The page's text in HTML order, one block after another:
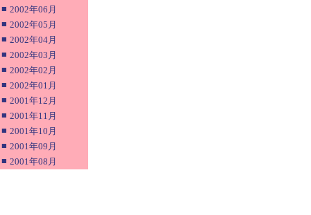
■ 2002年06月
■ 2002年05月
■ 2002年04月
■ 2002年03月
■ 2002年02月
■ 2002年01月
■ 2001年12月
■ 2001年11月
■ 2001年10月
■ 2001年09月
■ 2001年08月